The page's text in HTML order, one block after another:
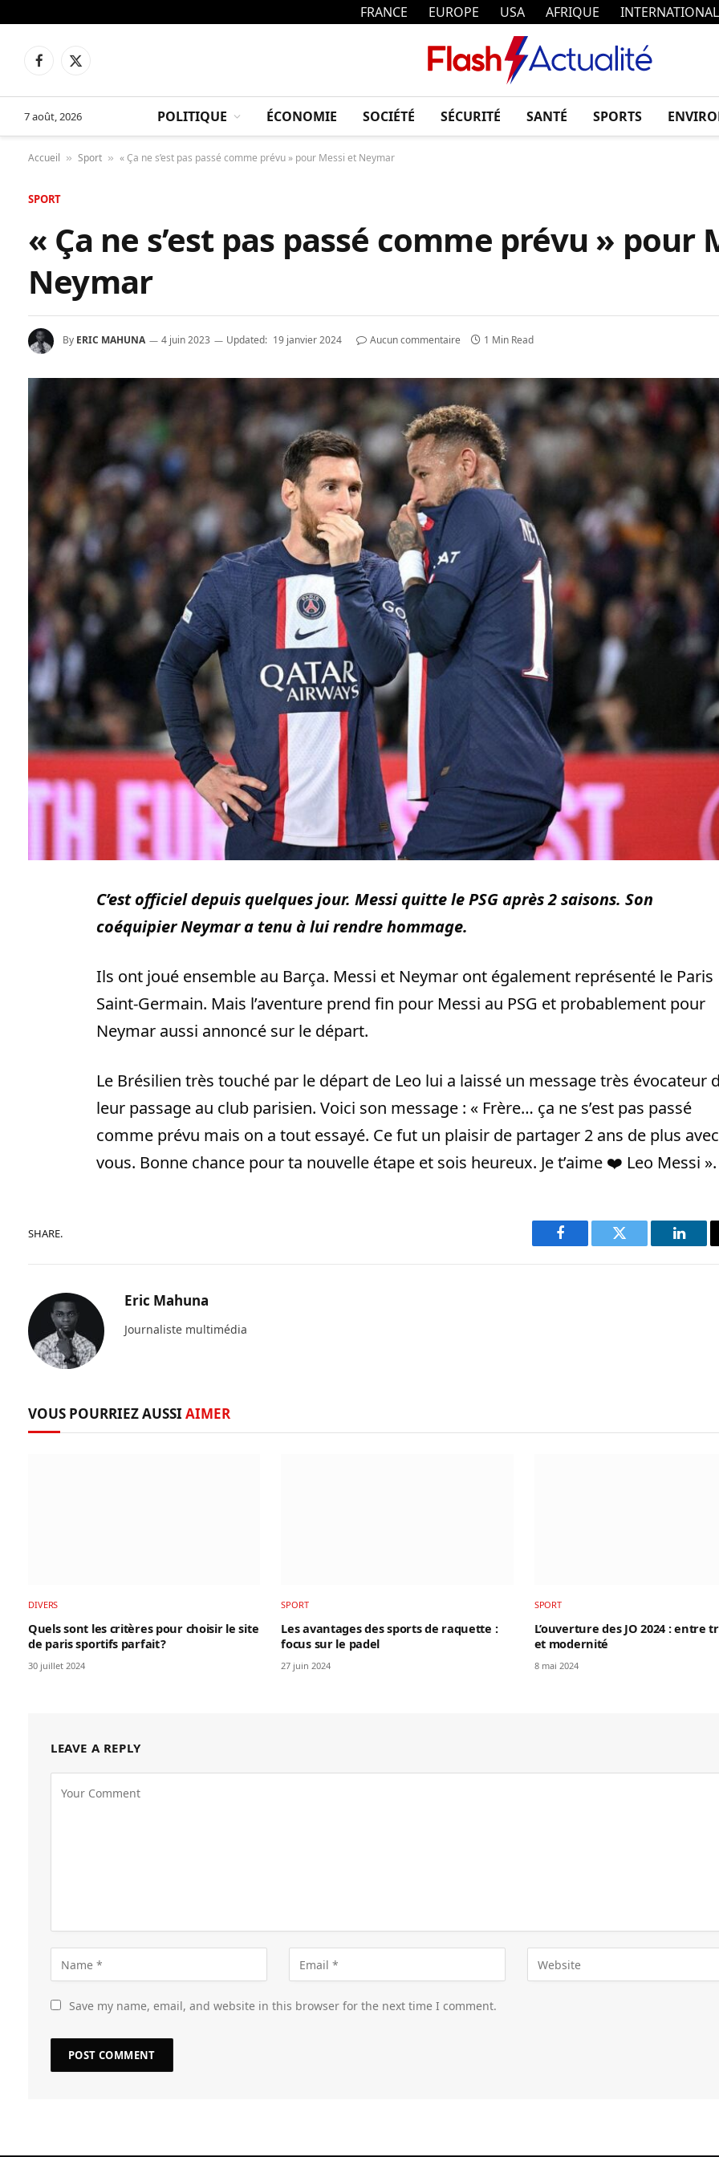
FRANCE EUROPE USA AFRIQUE INTERNATIONAL
Facebook
X
7 août, 2026 POLITIQUE ÉCONOMIE SOCIÉTÉ SÉCURITÉ SANTÉ SPORTS
Accueil » Sport » « Ça ne s’est pas passé comme prévu » pour Messi et Neymar
SPORT
« Ça ne s’est pas passé comme prévu » pour
Neymar
By ERIC MAHUNA 4 juin 2023 Updated: 19 janvier 2024 Aucun commentaire 1 Min Read
C’est officiel depuis quelques jour. Messi quitte le PSG après 2 saisons. Son
coéquipier Neymar a tenu à lui rendre hommage.
Ils ont joué ensemble au Barça. Messi et Neymar ont également représenté le Paris
Saint-Germain. Mais l’aventure prend fin pour Messi au PSG et probablement pour
Neymar aussi annoncé sur le départ.
Le Brésilien très touché par le départ de Leo lui a laissé un message très évocateur
leur passage au club parisien. Voici son message : « Frère… ça ne s’est pas passé
comme prévu mais on a tout essayé. Ce fut un plaisir de partager 2 ans de plus avec
vous. Bonne chance pour ta nouvelle étape et sois heureux. Je t’aime ❤️ Leo Messi ».
SHARE.
Facebook Twitter
Eric Mahuna
Journaliste multimédia
VOUS POURRIEZ AUSSI AIMER
DIVERS
Quels sont les critères pour choisir le site
de paris sportifs parfait ?
30 juillet 2024
SPORT
Les avantages des sports de raquette :
focus sur le padel
27 juin 2024
SPORT
L’ouverture des JO 2024 : entre
et modernité
8 mai 2024
LEAVE A REPLY
Save my name, email, and website in this browser for the next time I comment.